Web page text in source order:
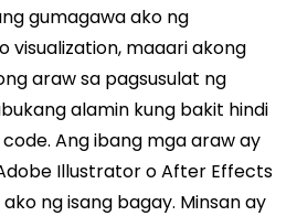
gumagawa ako ng
visualization, maaari akong
araw sa pagsusulat ng
alamin kung bakit hindi
Ang ibang mga araw ay
Illustrator o After Effects
ng isang bagay. Minsan ay